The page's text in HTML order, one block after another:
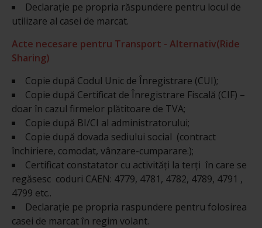
Declarație pe propria răspundere pentru locul de
utilizare al casei de marcat.
Acte necesare pentru Transport - Alternativ(Ride
Sharing)
Copie după Codul Unic de Înregistrare (CUI);
Copie după Certificat de Înregistrare Fiscală (CIF) –
doar în cazul firmelor plătitoare de TVA;
Copie după BI/CI al administratorului;
Copie după dovada sediului social (contract
închiriere, comodat, vânzare-cumparare.);
Certificat constatator cu activități la terți în care se
regăsesc coduri CAEN: 4779, 4781, 4782, 4789, 4791 ,
4799 etc..
Declarație pe propria raspundere pentru folosirea
casei de marcat în regim volant.